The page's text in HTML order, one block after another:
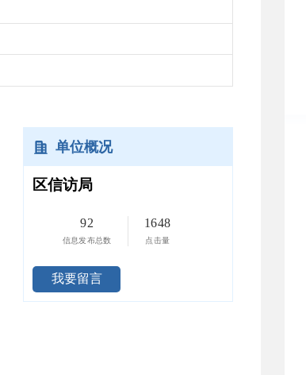
单位概况
区信访局
92
信息发布总数
1648
点击量
我要留言